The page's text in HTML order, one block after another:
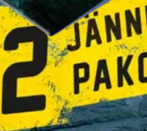
parantaa, anna palautetta.